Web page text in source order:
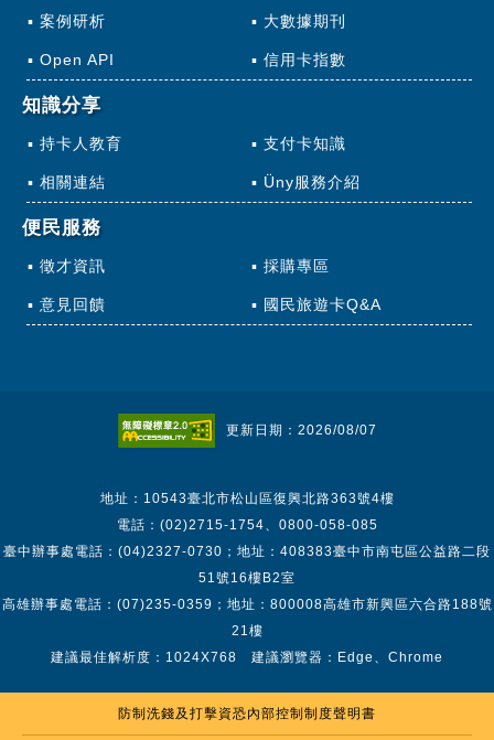
案例研析 大數據期刊
Open API 信用卡指數
知識分享
持卡人教育 支付卡知識
相關連結 Üny服務介紹
便民服務
徵才資訊 採購專區
意見回饋 國民旅遊卡Q&A
更新日期：2026/08/07
地址：10543臺北市松山區復興北路363號4樓
電話：(02)2715-1754、0800-058-085
臺中辦事處電話：(04)2327-0730；地址：408383臺中市南屯區公益路二段
51號16樓B2室
高雄辦事處電話：(07)235-0359；地址：800008高雄市新興區六合路188號
21樓
建議最佳解析度：1024X768 建議瀏覽器：Edge、Chrome
防制洗錢及打擊資恐內部控制制度聲明書